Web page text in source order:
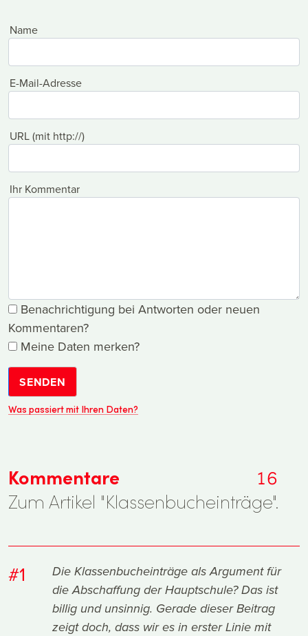
Name
E-Mail-Adresse
URL (mit http://)
Ihr Kommentar
Benachrichtigung bei Antworten oder neuen
Kommentaren?
Meine Daten merken?
SENDEN
Was passiert mit Ihren Daten?
Kommentare
16
Zum Artikel "Klassenbucheinträge".
#1
Die Klassenbucheinträge als Argument für
die Abschaffung der Hauptschule? Das ist
billig und unsinnig. Gerade dieser Beitrag
zeigt doch, dass wir es in erster Linie mit